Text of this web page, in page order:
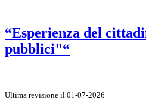
“Esperienza del
pubblici"“
Ultima revisione il 01-07-2026